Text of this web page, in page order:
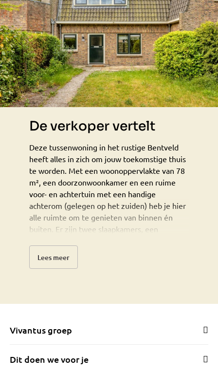
De verkoper vertelt
Deze tussenwoning in het rustige Bentveld
heeft alles in zich om jouw toekomstige thuis
te worden. Met een woonoppervlakte van 78
m², een doorzonwoonkamer en een ruime
voor- en achtertuin met een handige
achterom (gelegen op het zuiden) heb je hier
alle ruimte om te genieten van binnen én
buiten. Er zijn twee slaapkamers, een
Lees meer
Vivantus groep
Dit doen we voor je